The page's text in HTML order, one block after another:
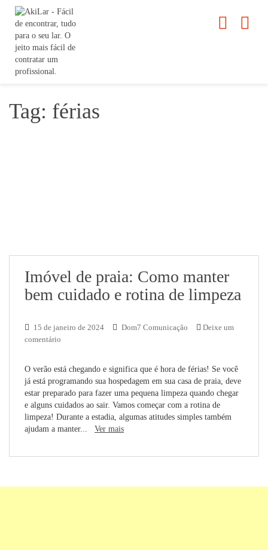
Tag: férias
Imóvel de praia: Como manter
bem cuidado e rotina de limpeza
15 de janeiro de 2024 Dom7 Comunicação
Deixe um
comentário
O verão está chegando e significa que é hora de férias! Se você
já está programando sua hospedagem em sua casa de praia, deve
estar preparado para fazer uma pequena limpeza quando chegar
e alguns cuidados ao sair. Vamos começar com a rotina de
limpeza! Durante a estadia, algumas atitudes simples também
ajudam a manter... Ver mais